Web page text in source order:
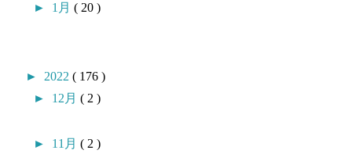
► 1月( 20 )
► 2022( 176 )
► 12月( 2 )
► 11月( 2 )